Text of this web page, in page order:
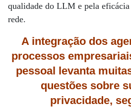
qualidade do LLM e pela eficácia
rede.
A integração dos
processos
pessoal levanta
questões sobre
privacidade,